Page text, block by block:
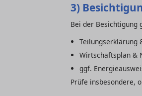
3)
Bei der Besichtigung
Teilungserklärung
Wirtschaftsplan &
ggf.
Prüfe insbesondere,